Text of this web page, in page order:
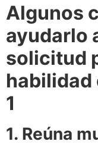
Algunos
ayudarlo
solicitud
habilidad
1
1. Reúna